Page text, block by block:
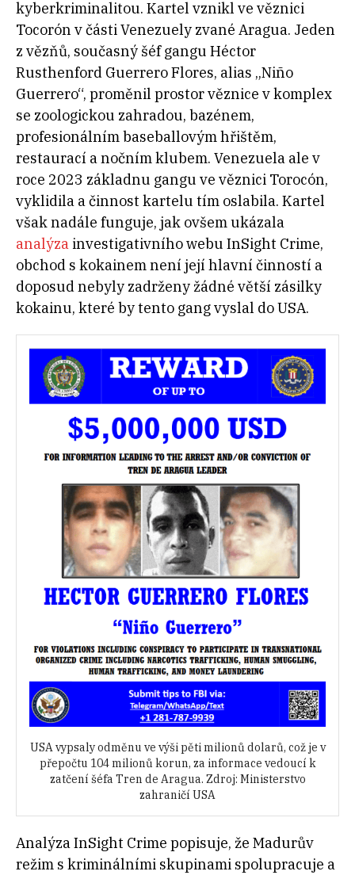
kyberkriminalitou. Kartel vznikl ve věznici
Tocorón v části Venezuely zvané Aragua. Jeden
z vězňů, současný šéf gangu Héctor
Rusthenford Guerrero Flores, alias „Niño
Guerrero“, proměnil prostor věznice v komplex
se zoologickou zahradou, bazénem,
profesionálním baseballovým hřištěm,
restaurací a nočním klubem. Venezuela ale v
roce 2023 základnu gangu ve věznici Torocón,
vyklidila a činnost kartelu tím oslabila. Kartel
však nadále funguje, jak ovšem ukázala
analýzainvestigativního webu InSight Crime,
obchod s kokainem není její hlavní činností a
doposud nebyly zadrženy žádné větší zásilky
kokainu, které by tento gang vyslal do USA.
USA vypsaly odměnu ve výši pěti milionů dolarů, což je v
přepočtu 104 milionů korun, za informace vedoucí k
zatčení šéfa Tren de Aragua. Zdroj: Ministerstvo
zahraničí USA
Analýza InSight Crime popisuje, že Madurův
režim s kriminálními skupinami spolupracuje a